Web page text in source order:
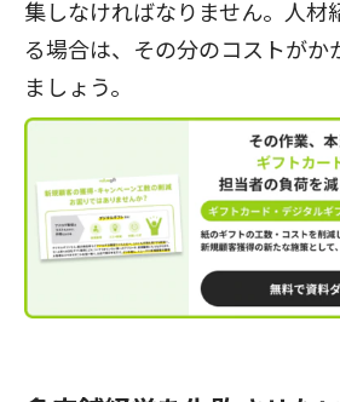
集しなければなりません。人材
る場合は、その分のコストがか
ましょう。